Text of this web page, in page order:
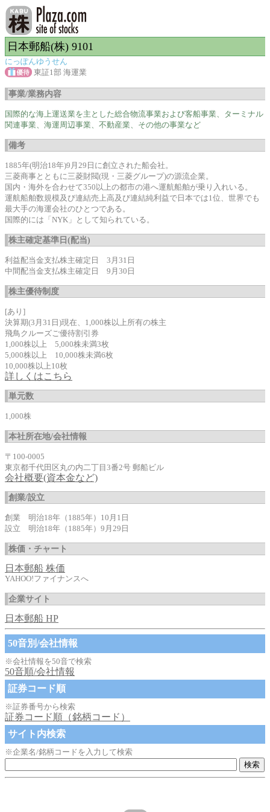
日本郵船(株) 9101
にっぽんゆうせん
東証1部 海運業
事業/業務内容
国際的な海上運送業を主とした総合物流事業および客船事業、ターミナル
関連事業、海運周辺事業、不動産業、その他の事業など
備考
1885年(明治18年)9月29日に創立された船会社。
三菱商事とともに三菱財閥(現・三菱グループ)の源流企業。
国内・海外を合わせて350以上の都市の港へ運航船舶が乗り入れいる。
運航船舶数規模及び連結売上高及び連結純利益で日本では1位、世界でも
最大手の海運会社のひとつである。
国際的には「NYK」として知られている。
株主確定基準日(配当)
利益配当金支払株主確定日 3月31日
中間配当金支払株主確定日 9月30日
株主優待制度
[あり]
決算期(3月31日)現在、1,000株以上所有の株主
飛鳥クルーズご優待割引券
1,000株以上 5,000株未満3枚
5,000株以上 10,000株未満6枚
10,000株以上10枚
詳しくはこちら
単元数
1,000株
本社所在地/会社情報
〒100-0005
東京都千代田区丸の内二丁目3番2号 郵船ビル
会社概要(資本金など)
創業/設立
創業 明治18年（1885年）10月1日
設立 明治18年（1885年）9月29日
株価・チャート
日本郵船 株価
YAHOO!ファイナンスへ
企業サイト
日本郵船 HP
50音別/会社情報
※会社情報を50音で検索
50音順/会社情報
証券コード順
※証券番号から検索
証券コード順（銘柄コード）
サイト内検索
※企業名/銘柄コードを入力して検索